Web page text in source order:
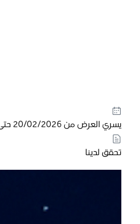
يسري العرض من 20/02/2026 حتى 22/02/2026
تحقق لدينا